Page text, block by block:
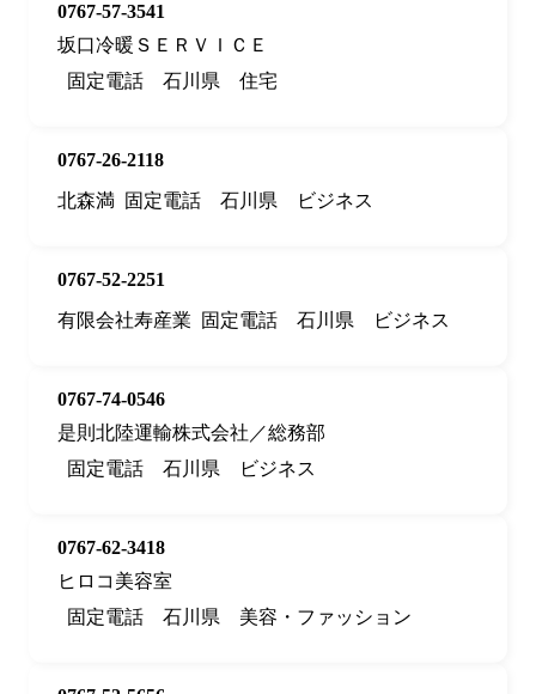
0767-57-3541
坂口冷暖ＳＥＲＶＩＣＥ
固定電話
石川県 住宅
0767-26-2118
北森満 固定電話 石川県 ビジネス
0767-52-2251
有限会社寿産業
固定電話 石川県 ビジネス
0767-74-0546
是則北陸運輸株式会社／総務部
固定電話
石川県 ビジネス
0767-62-3418
ヒロコ美容室
固定電話
石川県 美容・ファッション